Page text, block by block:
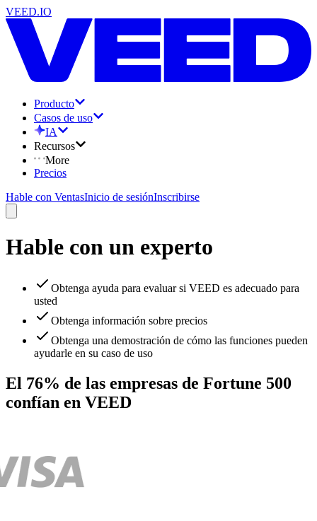
VEED.IO
Producto
Casos de uso
IA
Recursos
More
Precios
Hable con VentasInicio de sesiónInscribirse
Hable con un experto
Obtenga ayuda para evaluar si VEED es adecuado para
usted
Obtenga información sobre precios
Obtenga una demostración de cómo las funciones pueden
ayudarle en su caso de uso
El 76% de las empresas de Fortune 500
confían en VEED